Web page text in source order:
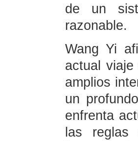
de un
razonable.
Wang Yi
actual
amplios
un
enfrenta
las reglas